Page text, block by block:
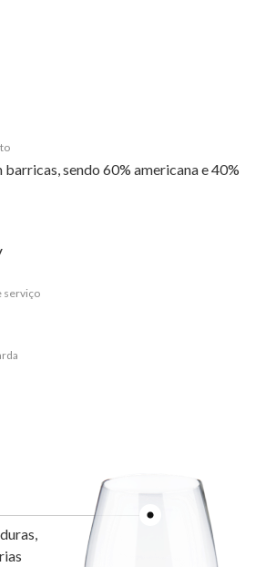
barricas, sendo 60% americana e 40%
serviço